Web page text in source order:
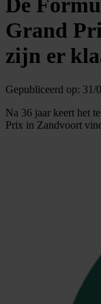
De
Grand
zijn er
Gepubliceerd op: 31/
Na 36 jaar keert het
Prix in Zandvoort